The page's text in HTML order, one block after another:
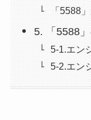
「5588
5. 「5588
5-1.エン
5-2.エン